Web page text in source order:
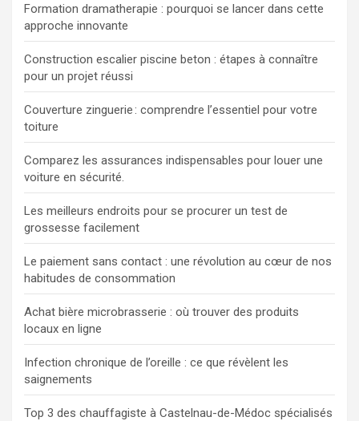
Formation dramatherapie : pourquoi se lancer dans cette
approche innovante
Construction escalier piscine beton : étapes à connaître
pour un projet réussi
Couverture zinguerie : comprendre l’essentiel pour votre
toiture
Comparez les assurances indispensables pour louer une
voiture en sécurité.
Les meilleurs endroits pour se procurer un test de
grossesse facilement
Le paiement sans contact : une révolution au cœur de nos
habitudes de consommation
Achat bière microbrasserie : où trouver des produits
locaux en ligne
Infection chronique de l’oreille : ce que révèlent les
saignements
Top 3 des chauffagiste à Castelnau-de-Médoc spécialisés